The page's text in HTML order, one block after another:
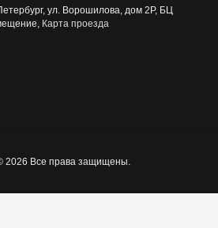
, ул. Ворошилова, дом 2Р, БЦ
Карта проезда
2026 Все права защищены.